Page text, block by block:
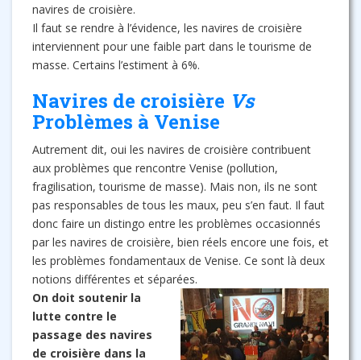
navires de croisière.
Il faut se rendre à l’évidence, les navires de croisière
interviennent pour une faible part dans le tourisme de
masse. Certains l’estiment à 6%.
Navires de croisière Vs
Problèmes à Venise
Autrement dit, oui les navires de croisière contribuent
aux problèmes que rencontre Venise (pollution,
fragilisation, tourisme de masse). Mais non, ils ne sont
pas responsables de tous les maux, peu s’en faut. Il faut
donc faire un distingo entre les problèmes occasionnés
par les navires de croisière, bien réels encore une fois, et
les problèmes fondamentaux de Venise. Ce sont là deux
notions différentes et séparées.
On doit soutenir la
lutte contre le
passage des navires
de croisière dans la